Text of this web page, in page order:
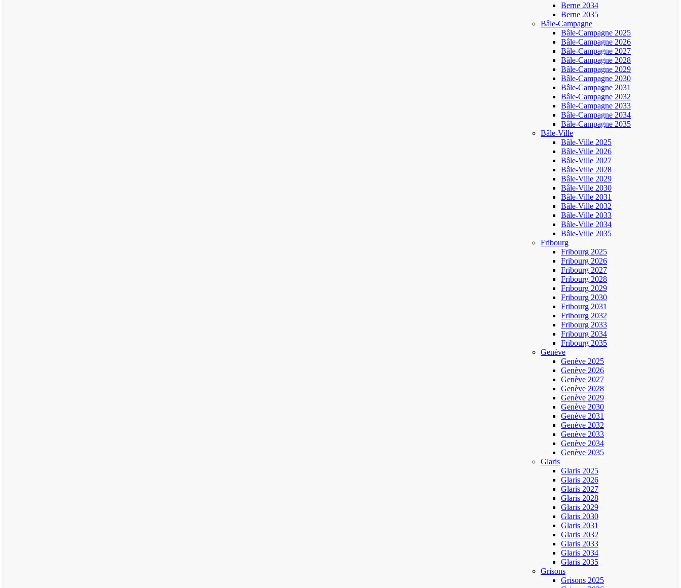
Berne 2034
Berne 2035
Bâle-Campagne
Bâle-Campagne 2025
Bâle-Campagne 2026
Bâle-Campagne 2027
Bâle-Campagne 2028
Bâle-Campagne 2029
Bâle-Campagne 2030
Bâle-Campagne 2031
Bâle-Campagne 2032
Bâle-Campagne 2033
Bâle-Campagne 2034
Bâle-Campagne 2035
Bâle-Ville
Bâle-Ville 2025
Bâle-Ville 2026
Bâle-Ville 2027
Bâle-Ville 2028
Bâle-Ville 2029
Bâle-Ville 2030
Bâle-Ville 2031
Bâle-Ville 2032
Bâle-Ville 2033
Bâle-Ville 2034
Bâle-Ville 2035
Fribourg
Fribourg 2025
Fribourg 2026
Fribourg 2027
Fribourg 2028
Fribourg 2029
Fribourg 2030
Fribourg 2031
Fribourg 2032
Fribourg 2033
Fribourg 2034
Fribourg 2035
Genève
Genève 2025
Genève 2026
Genève 2027
Genève 2028
Genève 2029
Genève 2030
Genève 2031
Genève 2032
Genève 2033
Genève 2034
Genève 2035
Glaris
Glaris 2025
Glaris 2026
Glaris 2027
Glaris 2028
Glaris 2029
Glaris 2030
Glaris 2031
Glaris 2032
Glaris 2033
Glaris 2034
Glaris 2035
Grisons
Grisons 2025